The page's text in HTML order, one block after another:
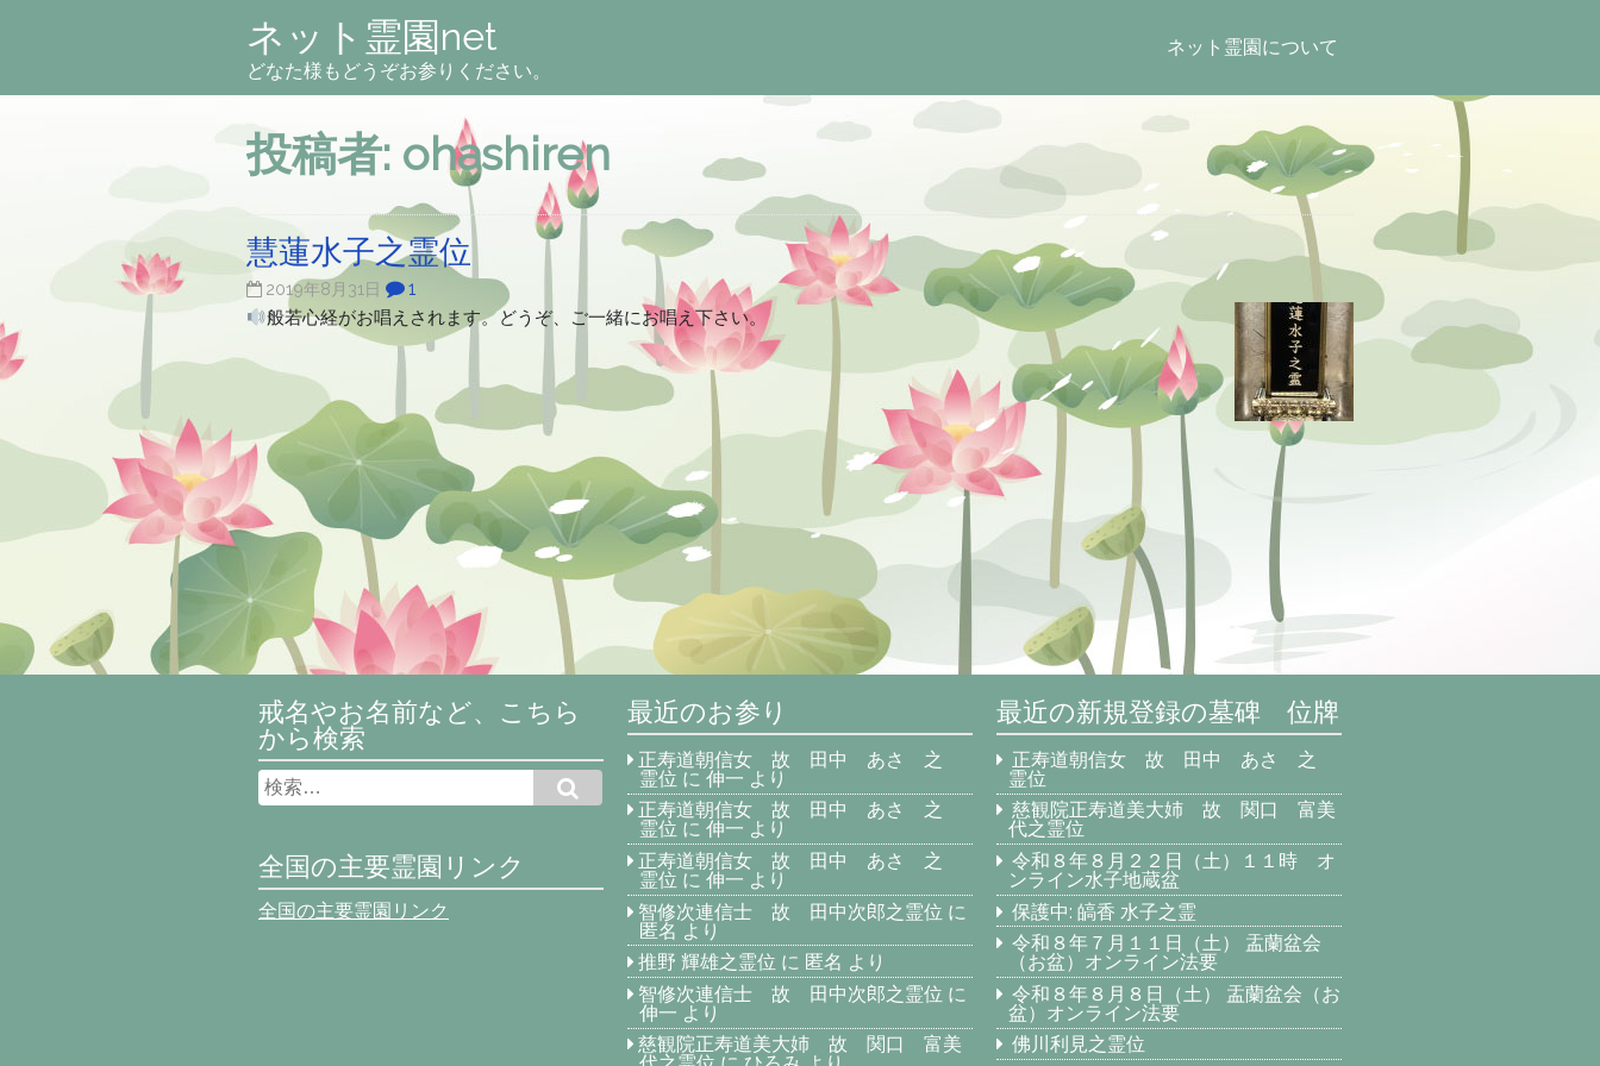
ネット霊園net
どなた様もどうぞお参りください。
ネット霊園について
投稿者: ohashiren
慧蓮水子之霊位
2019年8月31日 1
般若心経がお唱えされます。どうぞ、ご一緒にお唱え下さい。
戒名やお名前など、こちら
から検索
最近のお参り
正寿道朝信女 故 田中 あさ 之
霊位 に 伸一 より
正寿道朝信女 故 田中 あさ 之
霊位 に 伸一 より
正寿道朝信女 故 田中 あさ 之
霊位 に 伸一 より
智修次連信士 故 田中次郎之霊位 に
匿名 より
推野 輝雄之霊位 に 匿名 より
智修次連信士 故 田中次郎之霊位 に
伸一 より
慈観院正寿道美大姉 故 関口 富美
最近の新規登録の墓碑 位牌
正寿道朝信女 故 田中 あさ 之
霊位
慈観院正寿道美大姉 故 関口 富美
代之霊位
令和８年８月２２日（土）１１時 オ
ンライン水子地蔵盆
保護中: 皜香 水子之霊
令和８年７月１１日（土） 盂蘭盆会
（お盆）オンライン法要
令和８年８月８日（土） 盂蘭盆会（お
盆）オンライン法要
佛川利見之霊位
全国の主要霊園リンク
全国の主要霊園リンク